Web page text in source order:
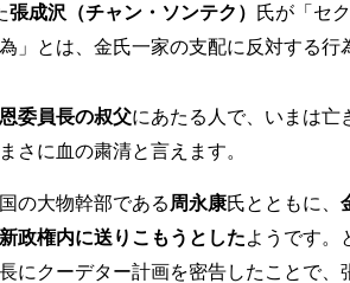
張成沢（チャン・ソンテク） 氏が「セ
」とは、金氏一家の支配に反対する行
委員長の叔父にあたる人で、いまは亡
さに血の粛清と言えます。
の大物幹部である 周永康氏とともに、
政権内に送りこもうとしたようです。
にクーデター計画を密告したことで、